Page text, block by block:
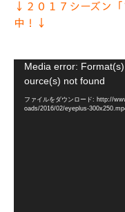
↓２０１７シーズン
中！↓
Media error:
ource(s) not found
ファイルをダウンロード: http://
oads/2016/02/eyeplus-